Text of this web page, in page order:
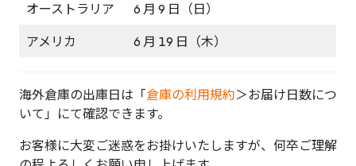
オーストラリア 6 月 9 日（日）
アメリカ 6 月 19 日（木）
海外倉庫の出庫日は「倉庫の利用規約＞お届け日数につ
いて」にて確認できます。
お客様に大変ご迷惑をお掛けいたしますが、何卒ご理解